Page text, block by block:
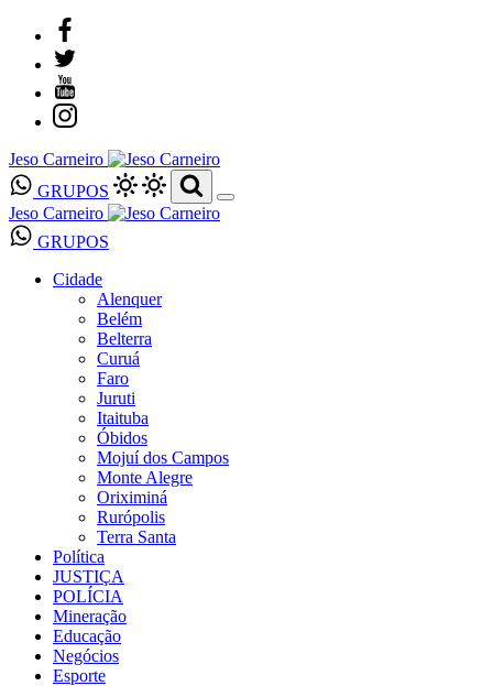
Jeso Carneiro
GRUPOS
Jeso Carneiro
GRUPOS
Cidade
Alenquer
Belém
Belterra
Curuá
Faro
Juruti
Itaituba
Óbidos
Mojuí dos Campos
Monte Alegre
Oriximiná
Rurópolis
Terra Santa
Política
JUSTIÇA
POLÍCIA
Mineração
Educação
Negócios
Esporte